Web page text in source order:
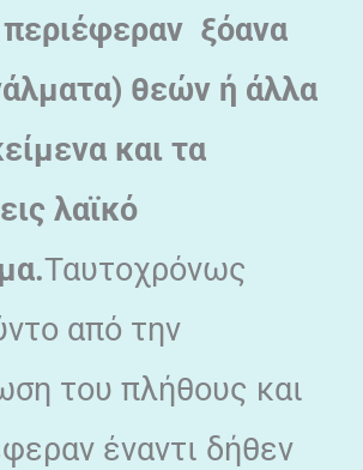
περιέφεραν ξόανα
θεών ή άλλα
και τα
λαϊκό
Ταυτοχρόνως
από την
του πλήθους και
έναντι δήθεν